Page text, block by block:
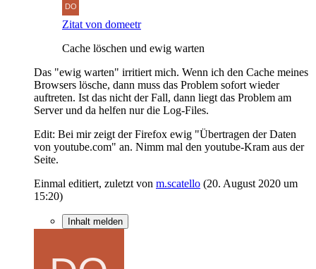
Zitat von domeetr
Cache löschen und ewig warten
Das "ewig warten" irritiert mich. Wenn ich den Cache meines
Browsers lösche, dann muss das Problem sofort wieder
auftreten. Ist das nicht der Fall, dann liegt das Problem am
Server und da helfen nur die Log-Files.
Edit: Bei mir zeigt der Firefox ewig "Übertragen der Daten
von youtube.com" an. Nimm mal den youtube-Kram aus der
Seite.
Einmal editiert, zuletzt von m.scatello (20. August 2020 um
15:20)
Inhalt melden